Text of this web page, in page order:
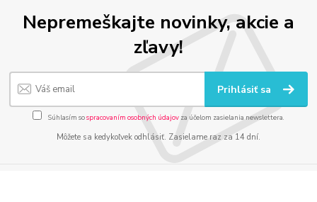
Nepremeškajte novinky, akcie a
zľavy!
Prihlásiť sa
Súhlasím sospracovaním osobných údajov za účelom zasielania newslettera.
Môžete sa kedykoľvek odhlásiť. Zasielame raz za 14 dní.